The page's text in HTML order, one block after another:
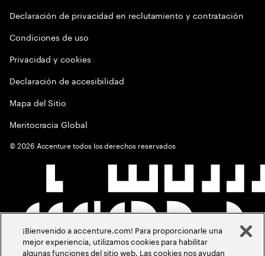
Declaración de privacidad en reclutamiento y contratación
Condiciones de uso
Privacidad y cookies
Declaración de accesibilidad
Mapa del Sitio
Meritocracia Global
©2026 Accenture todos los derechos reservados
¡Bienvenido a accenture.com! Para proporcionarle una
mejor experiencia, utilizamos cookies para habilitar
algunas funciones del sitio web. Las cookies nos ayudan